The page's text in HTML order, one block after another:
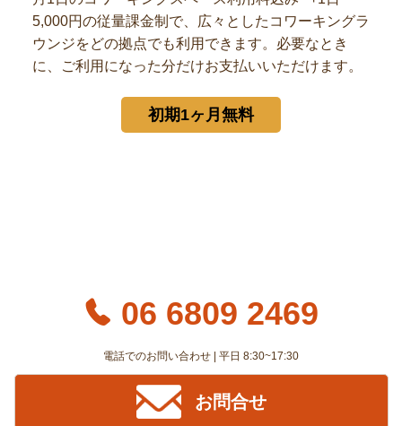
5,000円の従量課金制で、広々としたコワーキングラ
ウンジをどの拠点でも利用できます。必要なとき
に、ご利用になった分だけお支払いいただけます。
初期1ヶ月無料
06 6809 2469
電話でのお問い合わせ | 平日 8:30~17:30
お問合せ